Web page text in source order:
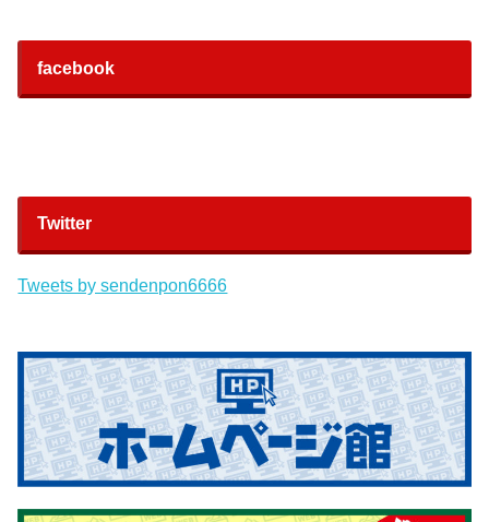
facebook
Twitter
Tweets by sendenpon6666